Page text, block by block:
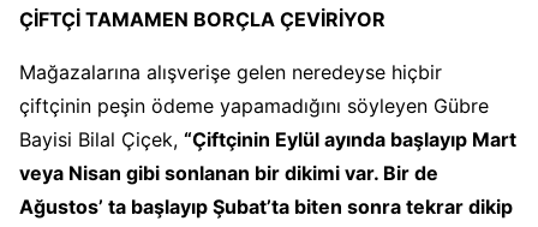
ÇİFTÇİ TAMAMEN BORÇLA ÇEVİRİYOR
Mağazalarına alışverişe gelen neredeyse hiçbir
çiftçinin peşin ödeme yapamadığını söyleyen Gübre
Bayisi Bilal Çiçek, “Çiftçinin Eylül ayında başlayıp Mart
veya Nisan gibi sonlanan bir dikimi var. Bir de
Ağustos’ ta başlayıp Şubat’ta biten sonra tekrar dikip